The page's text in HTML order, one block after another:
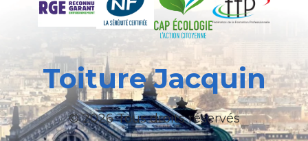
Toiture Jacquin
© 2026 Tous droits réservés